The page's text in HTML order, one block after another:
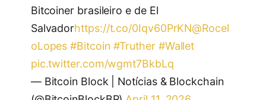
Bitcoiner brasileiro e de El
Salvadorhttps://t.co/0Iqv60PrKN@Rocel
oLopes #Bitcoin #Truther #Wallet
pic.twitter.com/wgmt7BkbLq
— Bitcoin Block | Notícias & Blockchain